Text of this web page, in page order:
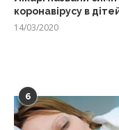
коронавірусу в
14/03/2020
6